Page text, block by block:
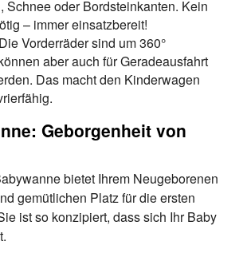
Schnee oder Bordsteinkanten. Kein
– immer einsatzbereit!
Die Vorderräder sind um 360°
aber auch für Geradeausfahrt
Das macht den Kinderwagen
Geborgenheit von
bietet Ihrem Neugeborenen
gemütlichen Platz für die ersten
ist so konzipiert, dass sich Ihr Baby